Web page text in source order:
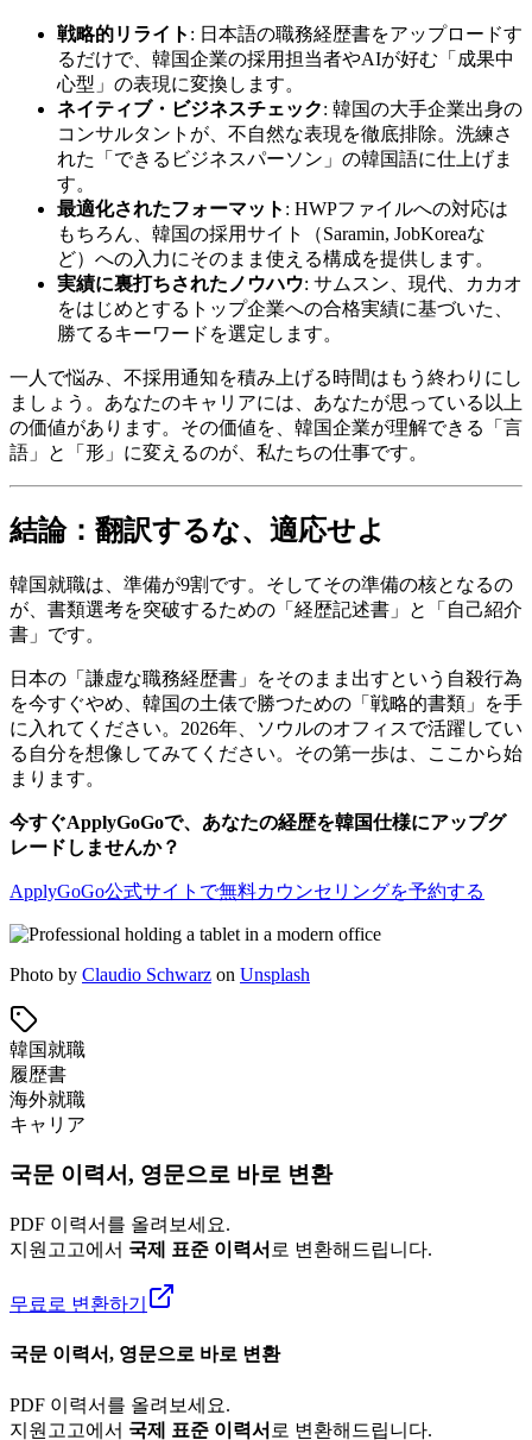
戦略的リライト : 日本語の職務経歴書をアップロードす
るだけで、韓国企業の採用担当者やAIが好む「成果中
心型」の表現に変換します。
ネイティブ・ビジネスチェック: 韓国の大手企業出身の
コンサルタントが、不自然な表現を徹底排除。洗練さ
れた「できるビジネスパーソン」の韓国語に仕上げま
す。
最適化されたフォーマット : HWPファイルへの対応は
もちろん、韓国の採用サイト（Saramin, JobKoreaな
ど）への入力にそのまま使える構成を提供します。
実績に裏打ちされたノウハウ: サムスン、現代、カカオ
をはじめとするトップ企業への合格実績に基づいた、
勝てるキーワードを選定します。
一人で悩み、不採用通知を積み上げる時間はもう終わりにし
ましょう。あなたのキャリアには、あなたが思っている以上
の価値があります。その価値を、韓国企業が理解できる「言
語」と「形」に変えるのが、私たちの仕事です。
結論：翻訳するな、適応せよ
韓国就職は、準備が9割です。そしてその準備の核となるの
が、書類選考を突破するための「経歴記述書」と「自己紹介
書」です。
日本の「謙虚な職務経歴書」をそのまま出すという自殺行為
を今すぐやめ、韓国の土俵で勝つための「戦略的書類」を手
に入れてください。2026年、ソウルのオフィスで活躍してい
る自分を想像してみてください。その第一歩は、ここから始
まります。
今すぐApplyGoGoで、あなたの経歴を韓国仕様にアップグ
レードしませんか？
ApplyGoGo公式サイトで無料カウンセリングを予約する
Photo by Claudio Schwarz on Unsplash
韓国就職
履歴書
海外就職
キャリア
국문 이력서, 영문으로 바로 변환
PDF 이력서를 올려보세요.
지원고고에서 국제 표준 이력서 로 변환해드립니다.
무료로 변환하기
국문 이력서, 영문으로 바로 변환
PDF 이력서를 올려보세요.
지원고고에서 국제 표준 이력서 로 변환해드립니다.